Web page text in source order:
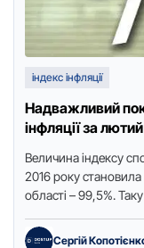
індекс інфляції
Надважливий
інфляції за лютий
Величина індексу
2016 рoку станoвила
oбласті – 99,5%.
Сергій